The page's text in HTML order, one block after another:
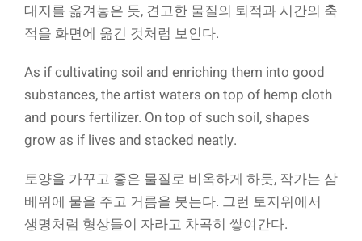
대지를 옮겨놓은 듯, 견고한 물질의 퇴적과 시간의 축
적을 화면에 옮긴 것처럼 보인다.
As if cultivating soil and enriching them into good
substances, the artist waters on top of hemp cloth
and pours fertilizer. On top of such soil, shapes
grow as if lives and stacked neatly.
토양을 가꾸고 좋은 물질로 비옥하게 하듯, 작가는 삼
베위에 물을 주고 거름을 붓는다. 그런 토지위에서
생명처럼 형상들이 자라고 차곡히 쌓여간다.